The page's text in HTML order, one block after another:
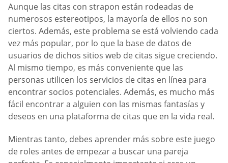
Aunque las citas con strapon están rodeadas de
numerosos estereotipos, la mayoría de ellos no son
ciertos. Además, este problema se está volviendo cada
vez más popular, por lo que la base de datos de
usuarios de dichos sitios web de citas sigue creciendo.
Al mismo tiempo, es más conveniente que las
personas utilicen los servicios de citas en línea para
encontrar socios potenciales. Además, es mucho más
fácil encontrar a alguien con las mismas fantasías y
deseos en una plataforma de citas que en la vida real.
Mientras tanto, debes aprender más sobre este juego
de roles antes de empezar a buscar una pareja